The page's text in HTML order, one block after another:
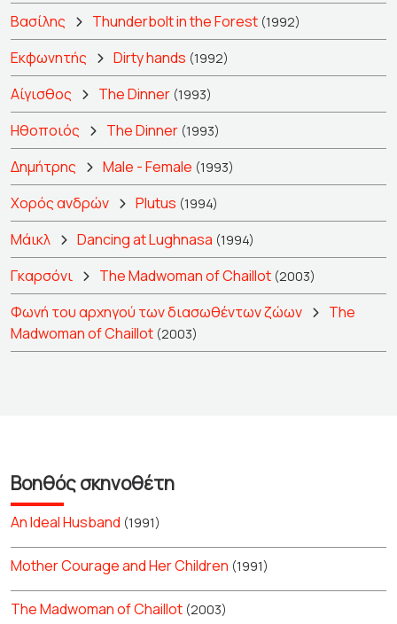
Βασίλης Thunderbolt in the Forest (1992)
Εκφωνητής Dirty hands (1992)
Αίγισθος The Dinner (1993)
Ηθοποιός The Dinner (1993)
Δημήτρης Male - Female (1993)
Χορός ανδρών Plutus (1994)
Μάικλ Dancing at Lughnasa (1994)
Γκαρσόνι The Madwoman of Chaillot (2003)
Φωνή του αρχηγού των διασωθέντων ζώων
The
Madwoman of Chaillot (2003)
Βοηθός σκηνοθέτη
An Ideal Husband (1991)
Mother Courage and Her Children (1991)
The Madwoman of Chaillot (2003)